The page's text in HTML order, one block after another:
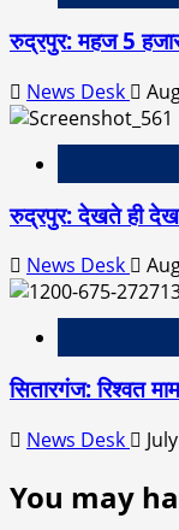
रुद्रपुर: महज 5
News Desk
रुद्रपुर: देखते ही
News Desk
सितारगंज: रिश्वत
News Desk
You may